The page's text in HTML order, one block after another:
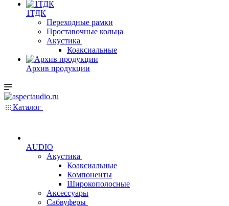
1ТДК
Переходные рамки
Проставочные кольца
Акустика
Коаксиальные
Архив продукции
Каталог
AUDIO
Акустика
Коаксиальные
Компоненты
Широкополосные
Аксессуары
Сабвуферы